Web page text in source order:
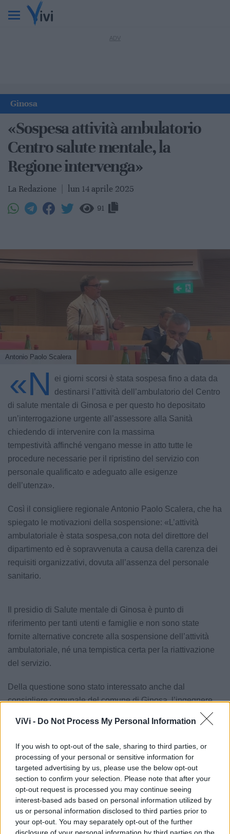
ViVi - Do Not Process My Personal Information
If you wish to opt-out of the sale, sharing to third parties, or
processing of your personal or sensitive information for
targeted advertising by us, please use the below opt-out
section to confirm your selection. Please note that after your
opt-out request is processed you may continue seeing
interest-based ads based on personal information utilized by
us or personal information disclosed to third parties prior to
your opt-out. You may separately opt-out of the further
Ginosa
«Sospesa attività ambulatorio
Centro salute mentale, la
Regione intervenga»
La Redazione lun 14 aprile 2025
91
Antonio Paolo Scalera
«N
ei giorni scorsi è stata sospesa fino a data da
destinarsi l’attività dell’ambulatorio del Centro
di salute mentale di Ginosa e per questo ho depositato
un’interrogazione urgente all’assessore alla Sanità
chiedendo di intervenire con la massima
tempestività affinché vengano messe in atto tutte le
procedure necessarie per il ripristino del servizio con
personale qualificato e adeguato alle esigenze
dell’utenza».
Così il consigliere regionale Antonio Paolo Scalera, che ha
spiegato le motivazioni della sospensione: «L’attività
ambulatoriale è stata sospesa,con nota del direttore del
dipartimento ed è sopravvenuta a causa della carenza dei
requisiti organizzativi, dovuta all’assenza del personale
sanitario.
Il presidio di Salute mentale di Ginosa è punto di
riferimento per tanti utenti e famiglie e non sono state
fornite alternative concrete alla sospensione dell’attività
ambulatoriale, né una tempistica certa per la riattivazione
del servizio.
Della questione sono stato interessato anche dal
consigliere comunale del comune di Ginosa, l’ingegnere
sollecitazioni ho depositato un'interrogazione urgente. La
Le notizie del giorno sul tuo smartphone
Ricevi gratuitamente ogni giorno le notizie della tua
città direttamente sul tuo smartphone. Scarica Telegram
eclicca qui